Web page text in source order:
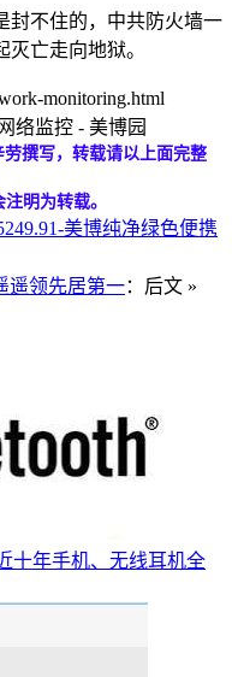
封不住的，中共防火墙一
亡走向地狱。
monitoring.html
络监控 - 美博园
撰写，转载请以上面完整
明为转载。
美博纯净绿色便携
遥领先居第一：后文 »
十年手机、无线耳机全